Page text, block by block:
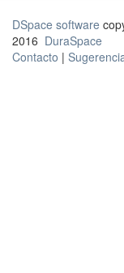
DSpace software
2016 DuraSpace
Contacto |